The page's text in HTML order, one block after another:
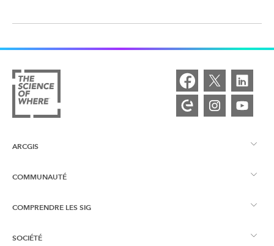
ARCGIS
Vue d’ensemble d’ArcGIS
COMMUNAUTÉ
Esri Community
COMPRENDRE LES SIG
Qu’est-ce qu’un SIG ?
SOCIÉTÉ